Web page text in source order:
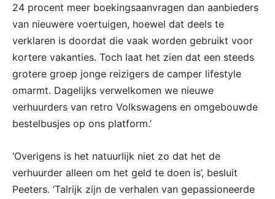
24 procent meer boekingsaanvragen dan aanbieders
van nieuwere voertuigen, hoewel dat deels te
verklaren is doordat die vaak worden gebruikt voor
kortere vakanties. Toch laat het zien dat een steeds
grotere groep jonge reizigers de camper lifestyle
omarmt. Dagelijks verwelkomen we nieuwe
verhuurders van retro Volkswagens en omgebouwde
bestelbusjes op ons platform.’
‘Overigens is het natuurlijk niet zo dat het de
verhuurder alleen om het geld te doen is’, besluit
Peeters. ‘Talrijk zijn de verhalen van gepassioneerde